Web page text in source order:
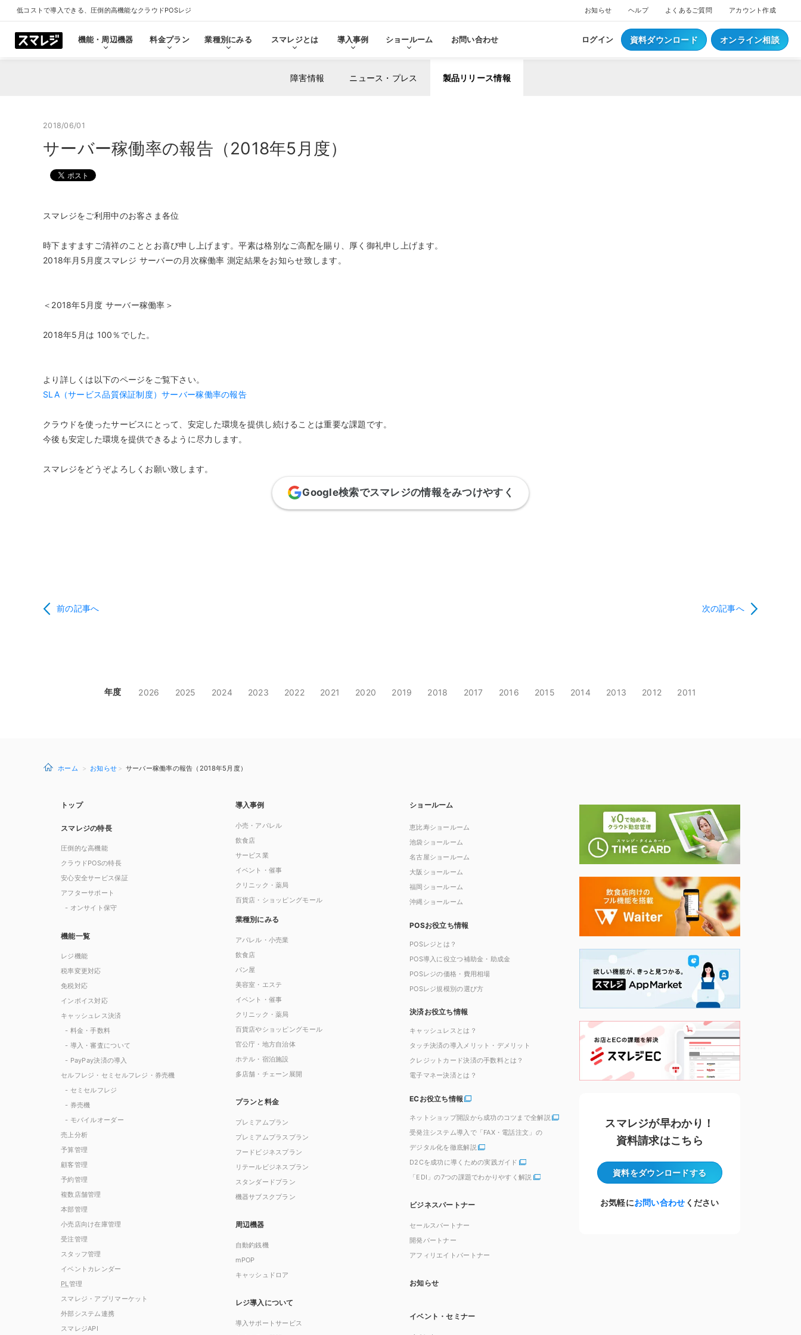
低コストで導入できる、圧倒的高機能なクラウドPOSレジ お知らせ ヘルプ よくあるご質問 アカウント作成
機能・周辺機器
機能・周辺機器
キャッシュレス決済
セルフレジ・セミセルフレジ
税率変更対応
オーダーエントリー
拡張機能・
スマレジAPI
料金プラン
料金プラン
プレミアムプラス
フードビジネス
業種別にみる
業種別にみる
飲食店で使う
スマレジとは
スマレジとは
クラウド型POSの特長とは
導入事例
導入事例
飲食店
サービス業
ショールーム
ショールーム
恵比寿ショールーム
大阪ショールーム
お問い合わせ ログイン 資料ダウンロード オンライン相談
障害情報 ニュース・プレス 製品リリース情報
2018/06/01
サーバー稼働率の報告（2018年5月度）
スマレジをご利用中のお客さま各位
時下ますますご清祥のこととお喜び申し上げます。平素は格別なご高配を賜り、厚く御礼申し上げます。
2018年月5月度スマレジ サーバーの月次稼働率 測定結果をお知らせ致します。
＜2018年5月度 サーバー稼働率＞
2018年5月は 100％でした。
より詳しくは以下のページをご覧下さい。
SLA（サービス品質保証制度）サーバー稼働率の報告
クラウドを使ったサービスにとって、安定した環境を提供し続けることは重要な課題です。
今後も安定した環境を提供できるように尽力します。
スマレジをどうぞよろしくお願い致します。
Google検索でスマレジの情報をみつけやすく
前の記事へ 次の記事へ
年度 2026 2025 2024 2023 2022 2021 2020 2019 2018 2017 2016 2015 2014 2013 2012 2011
ホーム お知らせ サーバー稼働率の報告（2018年5月度）
トップ
スマレジの特長
圧倒的な高機能
クラウドPOSの特長
安心安全サービス保証
アフターサポート
- オンサイト保守
機能一覧
レジ機能
税率変更対応
免税対応
インボイス対応
キャッシュレス決済
- 料金・手数料
- 導入・審査について
- PayPay決済の導入
セルフレジ・セミセルフレジ・券売機
- セミセルフレジ
- 券売機
- モバイルオーダー
売上分析
予算管理
顧客管理
予約管理
複数店舗管理
本部管理
小売店向け在庫管理
受注管理
スタッフ管理
イベントカレンダー
PL管理
スマレジ・アプリマーケット
外部システム連携
スマレジAPI
導入事例
小売・アパレル
飲食店
サービス業
イベント・催事
クリニック・薬局
百貨店・ショッピングモール
業種別にみる
アパレル・小売業
飲食店
パン屋
美容室・エステ
イベント・催事
クリニック・薬局
百貨店やショッピングモール
官公庁・地方自治体
ホテル・宿泊施設
多店舗・チェーン展開
プランと料金
プレミアムプラン
プレミアムプラスプラン
フードビジネスプラン
リテールビジネスプラン
スタンダードプラン
機器サブスクプラン
周辺機器
自動釣銭機
mPOP
キャッシュドロア
レジ導入について
導入サポートサービス
ショールーム
恵比寿ショールーム
池袋ショールーム
名古屋ショールーム
大阪ショールーム
福岡ショールーム
沖縄ショールーム
POSお役立ち情報
POSレジとは？
POS導入に役立つ補助金・助成金
POSレジの価格・費用相場
POSレジ規模別の選び方
決済お役立ち情報
キャッシュレスとは？
タッチ決済の導入メリット・デメリット
クレジットカード決済の手数料とは？
電子マネー決済とは？
ECお役立ち情報
ネットショップ開設から成功のコツまで全解説
受発注システム導入で「FAX・電話注文」の
デジタル化を徹底解説
D2Cを成功に導くための実践ガイド
「EDI」の7つの課題でわかりやすく解説
ビジネスパートナー
セールスパートナー
開発パートナー
アフィリエイトパートナー
お知らせ
イベント・セミナー
スマレジが早わかり！
資料請求はこちら
資料をダウンロードする
お気軽にお問い合わせ ください